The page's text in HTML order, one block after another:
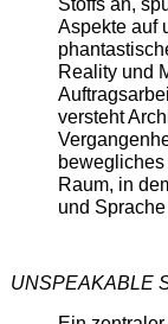
Stoffs an,
Aspekte auf
Reality und
versteht
Raum, in
und
UNSPEAKABLE